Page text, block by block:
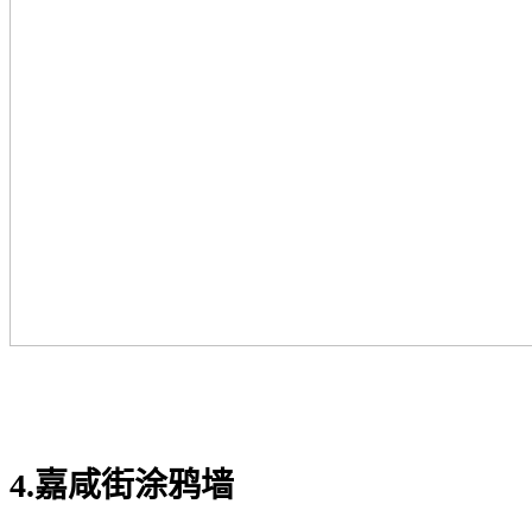
4.嘉咸街涂鸦墙